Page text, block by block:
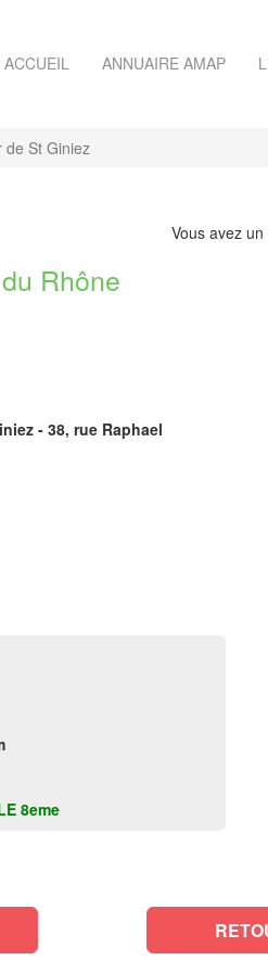
ACCUEIL ANNUAIRE AMAP
de St Giniez
Vous avez
Rhône
- 38, rue Raphael
8eme